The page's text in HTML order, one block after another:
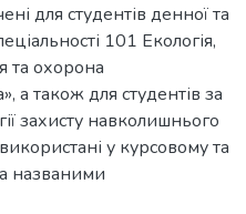
для студентів денної та
101 Екологія,
та охорона
а також для студентів за
захисту навколишнього
у курсовому та
названими